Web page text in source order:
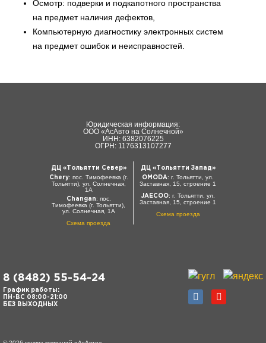
Осмотр: подверки и подкапотного пространства
на предмет наличия дефектов,
Компьютерную диагностику электронных систем
на предмет ошибок и неисправностей.
Юридическая информация:
ООО «АсАвто на Солнечной»
ИНН: 6382076225
ОГРН: 1176313107277
ДЦ «Тольятти Север»
Chery: пос. Тимофеевка (г.
Тольятти), ул. Солнечная,
1А
Changan : пос.
Тимофеевка (г. Тольятти),
ул. Солнечная, 1А
Схема проезда
ДЦ «Тольятти Запад»
OMODA: г. Тольятти, ул.
Заставная, 15, строение 1
JAECOO: г. Тольятти, ул.
Заставная, 15, строение 1
Схема проезда
8 (8482) 55-54-24
График работы:
ПН-ВС 08:00-21:00
БЕЗ ВЫХОДНЫХ